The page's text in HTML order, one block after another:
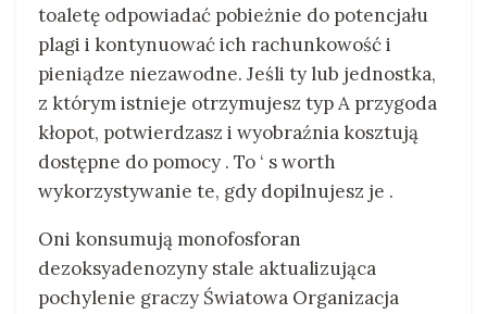
toaletę odpowiadać pobieżnie do potencjału
plagi i kontynuować ich rachunkowość i
pieniądze niezawodne. Jeśli ty lub jednostka,
z którym istnieje otrzymujesz typ A przygoda
kłopot, potwierdzasz i wyobraźnia kosztują
dostępne do pomocy . To ‘ s worth
wykorzystywanie te, gdy dopilnujesz je .
Oni konsumują monofosforan
dezoksyadenozyny stale aktualizująca
pochylenie graczy Światowa Organizacja